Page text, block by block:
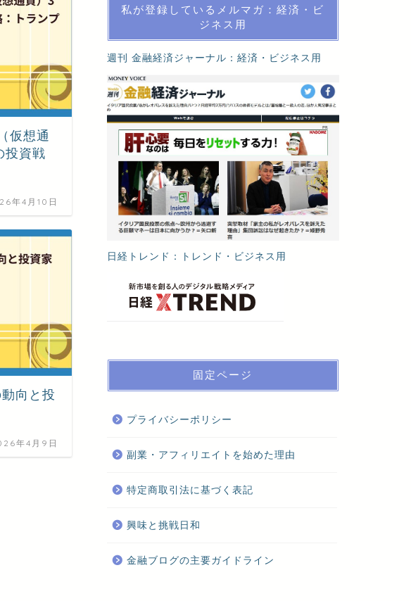
仮想通
投資戦
年4月10日
向と投
年4月9日
私が登録しているメルマガ：経済・ビ
ジネス用
週刊 金融経済ジャーナル：経済・ビジネス用
日経トレンド：トレンド・ビジネス用
固定ページ
プライバシーポリシー
副業・アフィリエイトを始めた理由
特定商取引法に基づく表記
興味と挑戦日和
金融ブログの主要ガイドライン